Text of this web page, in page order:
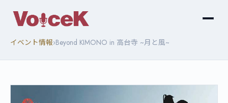
イベント情報›Beyond KIMONO in 高台寺 ~月と風~